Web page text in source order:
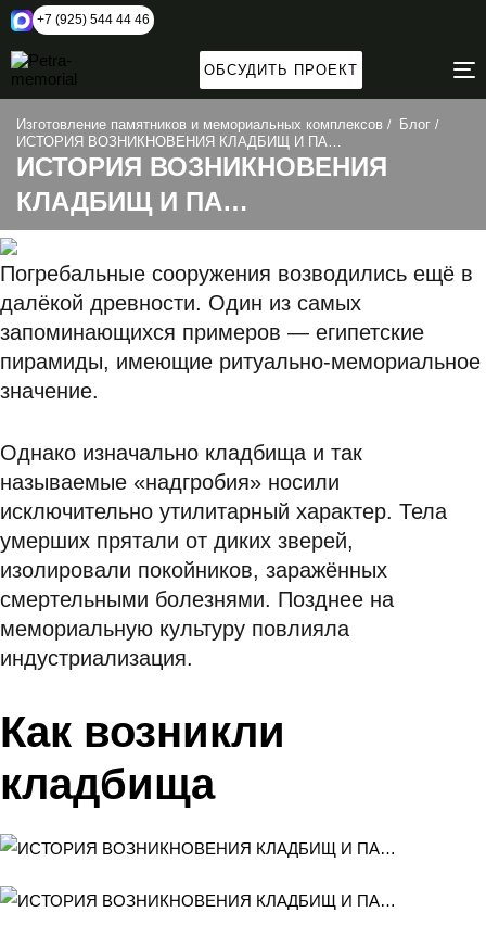
+7 (925) 544 44 46
ОБСУДИТЬ ПРОЕКТ
Изготовление памятников и мемориальных комплексов
Блог
ИСТОРИЯ ВОЗНИКНОВЕНИЯ КЛАДБИЩ И ПА…
ИСТОРИЯ ВОЗНИКНОВЕНИЯ
КЛАДБИЩ И ПА…
Погребальные сооружения возводились ещё в
далёкой древности. Один из самых
запоминающихся примеров — египетские
пирамиды, имеющие ритуально-мемориальное
значение.
Однако изначально кладбища и так
называемые «надгробия» носили
исключительно утилитарный характер. Тела
умерших прятали от диких зверей,
изолировали покойников, заражённых
смертельными болезнями. Позднее на
мемориальную культуру повлияла
индустриализация.
Как возникли
кладбища